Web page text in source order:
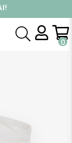
Ol!
0
Kız Çocuk Sweatshirt Tavşancık Baskılı Ekru (1.5-5 Yaş)